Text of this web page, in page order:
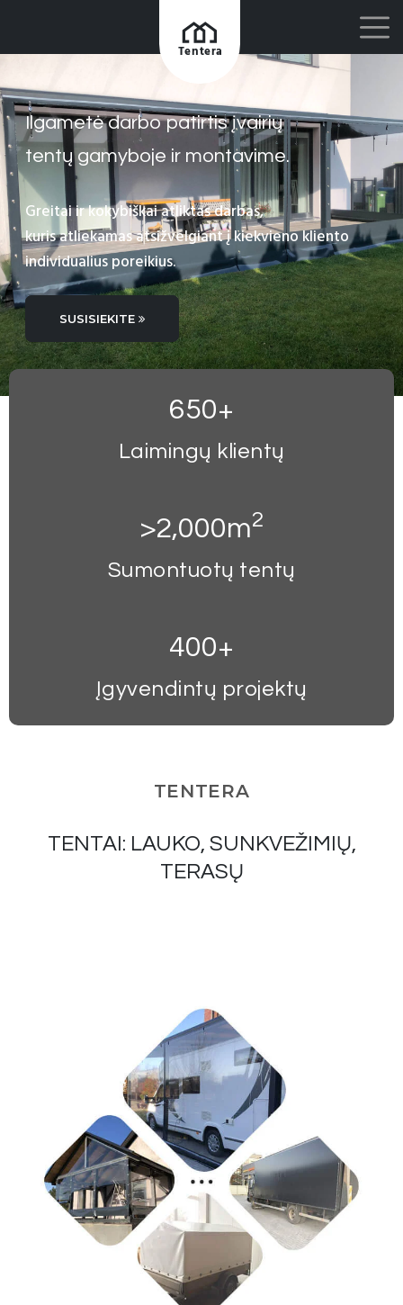
Tentera
Ilgametė darbo patirtis įvairių
tentų gamyboje ir montavime.
SUSISIEKITE
Greitai ir kokybiškai atliktas darbas,
kuris atliekamas atsižvelgiant į kiekvieno kliento
individualius poreikius.
Laimingų klientų
650+
Sumontuotų tentų
>2,000m2
Įgyvendintų projektų
400+
TENTERA
TENTAI: LAUKO, SUNKVEŽIMIŲ,
TERASŲ